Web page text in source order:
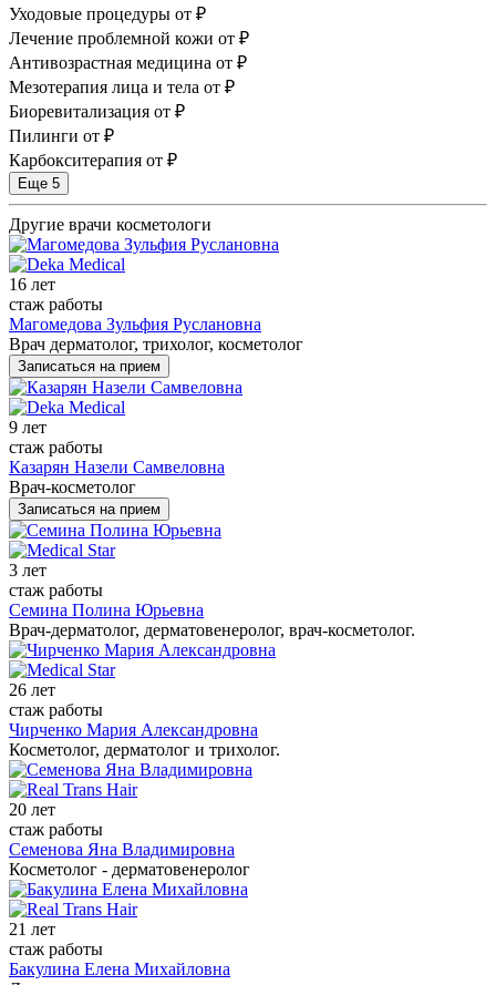
Уходовые процедуры от ₽
Лечение проблемной кожи от ₽
Антивозрастная медицина от ₽
Мезотерапия лица и тела от ₽
Биоревитализация от ₽
Пилинги от ₽
Карбокситерапия от ₽
Еще 5
Другие врачи косметологи
16 лет
стаж работы
Магомедова Зульфия Руслановна
Врач дерматолог, трихолог, косметолог
Записаться на прием
9 лет
стаж работы
Казарян Назели Самвеловна
Врач-косметолог
Записаться на прием
3 лет
стаж работы
Семина Полина Юрьевна
Врач-дерматолог, дерматовенеролог, врач-косметолог.
26 лет
стаж работы
Чирченко Мария Александровна
Косметолог, дерматолог и трихолог.
20 лет
стаж работы
Семенова Яна Владимировна
Косметолог - дерматовенеролог
21 лет
стаж работы
Бакулина Елена Михайловна